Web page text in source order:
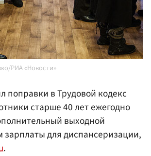
РИА «Новости»
поправки в Трудовой кодекс
старше 40 лет ежегодно
выходной
зарплаты для диспансеризации,
.